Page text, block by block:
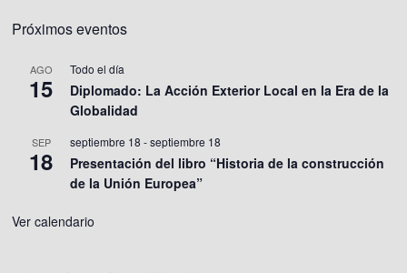
Próximos eventos
AGO
15
Todo el día
Diplomado: La Acción Exterior Local en la Era de la
Globalidad
SEP
18
septiembre 18 -septiembre 18
Presentación del libro “Historia de la construcción
de la Unión Europea”
Ver calendario